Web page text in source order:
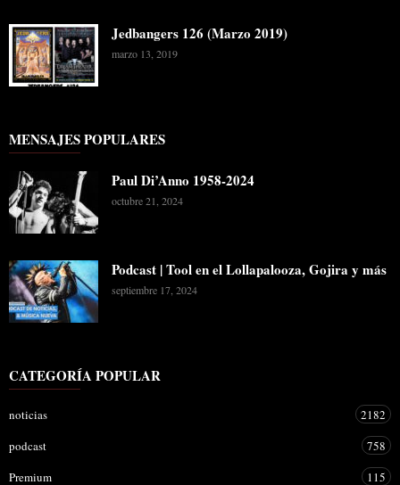
Jedbangers 126 (Marzo 2019)
marzo 13, 2019
MENSAJES POPULARES
Paul Di’Anno 1958-2024
octubre 21, 2024
Podcast | Tool en el Lollapalooza, Gojira y más
septiembre 17, 2024
CATEGORÍA POPULAR
noticias
2182
podcast
758
Premium
115